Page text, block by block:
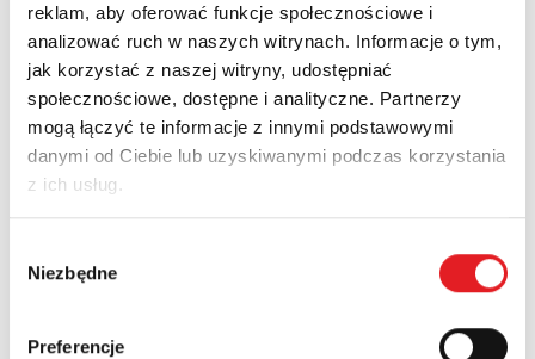
reklam, aby oferować funkcje społecznościowe i
analizować ruch w naszych witrynach. Informacje o tym,
jak korzystać z naszej witryny, udostępniać
społecznościowe, dostępne i analityczne. Partnerzy
mogą łączyć te informacje z innymi podstawowymi
danymi od Ciebie lub uzyskiwanymi podczas korzystania
z ich usług.
zgody
Niezbędne
Preferencje
Imię i nazwisko: *
Adres e-mail: *